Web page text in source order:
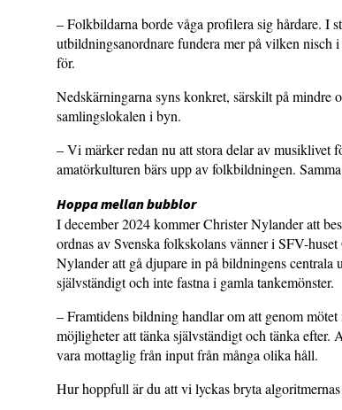
– Folkbildarna borde våga profilera sig hårdare. I
utbildningsanordnare fundera mer på vilken
för.
Nedskärningarna syns konkret, särskilt på mindre
samlingslokalen i byn.
– Vi märker redan nu att stora delar av musiklivet
amatörkulturen bärs upp av folkbildningen.
Hoppa mellan bubblor
I december 2024 kommer Christer Nylander att
ordnas av Svenska folkskolans vänner i SFV-
Nylander att gå djupare in på bildningens centrala
självständigt och inte fastna i gamla tankemönster.
– Framtidens bildning handlar om att genom
möjligheter att tänka självständigt och tänka
vara mottaglig från input från många olika håll.
Hur hoppfull är du att vi lyckas bryta